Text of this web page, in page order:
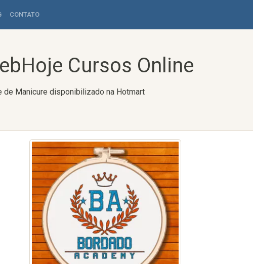
CONTATO
Cursos Online
de Manicure disponibilizado na Hotmart